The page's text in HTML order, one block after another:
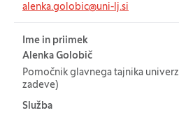
alenka.golobic@uni-lj.si
Ime in priimek
Alenka Golobič
Pomočnik glavnega tajnika
zadeve)
Služba